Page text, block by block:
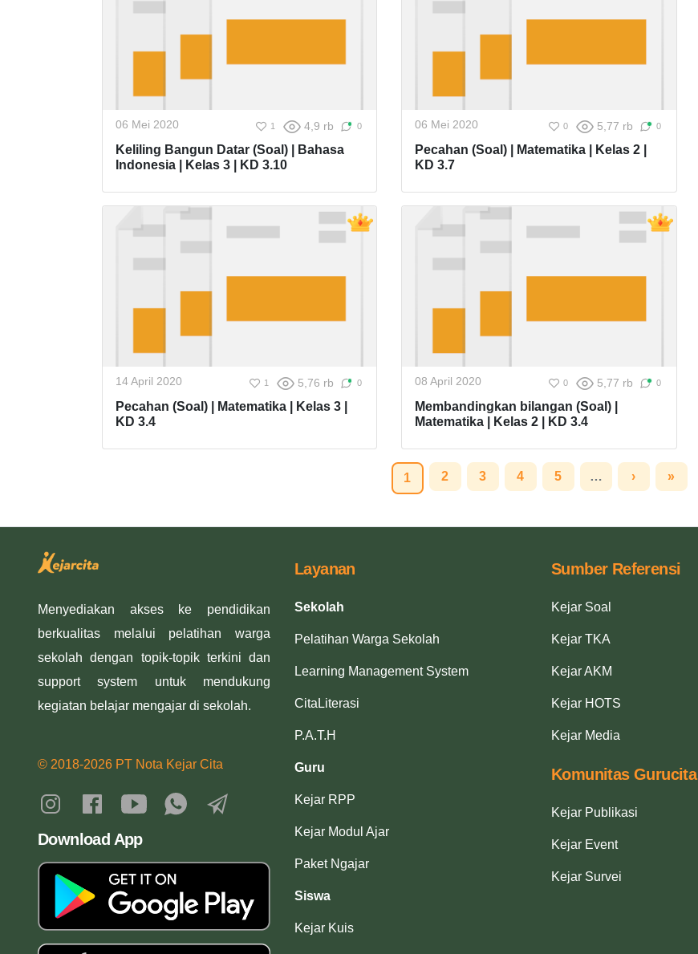
06 Mei 2020 1 4,9 rb 0
Keliling Bangun Datar (Soal) | Bahasa
Indonesia | Kelas 3 | KD 3.10
06 Mei 2020 0 5,77 rb 0
Pecahan (Soal) | Matematika | Kelas 2 |
KD 3.7
14 April 2020 1 5,76 rb 0
Pecahan (Soal) | Matematika | Kelas 3 |
KD 3.4
08 April 2020 0 5,77 rb 0
Membandingkan bilangan (Soal) |
Matematika | Kelas 2 | KD 3.4
1 2 3 4 5 … › »
Menyediakan akses ke pendidikan
berkualitas melalui pelatihan warga
sekolah dengan topik-topik terkini dan
support system untuk mendukung
kegiatan belajar mengajar di sekolah.
© 2018-2026 PT Nota Kejar Cita
Download App
Layanan
Sekolah
Pelatihan Warga Sekolah
Learning Management System
CitaLiterasi
P.A.T.H
Guru
Kejar RPP
Kejar Modul Ajar
Paket Ngajar
Siswa
Kejar Kuis
Sumber Referensi
Kejar Soal
Kejar TKA
Kejar AKM
Kejar HOTS
Kejar Media
Komunitas Gurucita
Kejar Publikasi
Kejar Event
Kejar Survei